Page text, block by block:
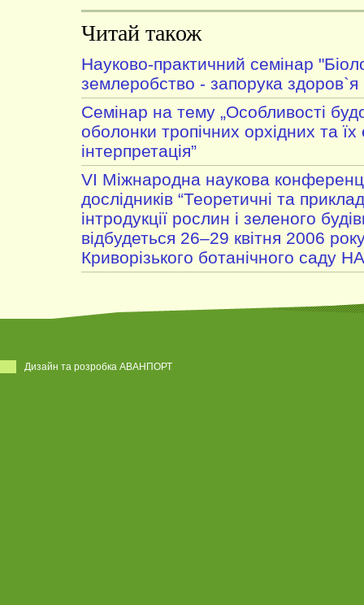
Читай також
Науково-практичний семінар
землеробство - запорука здоров`я
Cемінар на тему „Особливості
оболонки тропічних орхідних та їх
інтерпретація”
VІ Міжнародна наукова
дослідників “Теоретичні та
інтродукції рослин і зеленого
відбудеться 26–29 квітня 2006
Криворізького ботанічного саду
Дизайн та розробка АВАНПОРТ